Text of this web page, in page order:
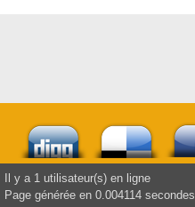
Il y a 1 utilisateur(s) en ligne
Page générée en 0.004114 secondes